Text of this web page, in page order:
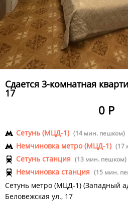
Сдается 3-комнатная
17
0 Р
Сетунь (МЦД-1) (14 мин. пешком)
Немчиновка метро (МЦД-1) (17
Сетунь станция (13 мин. пешком)
Немчиновка станция (15 мин.
Сетунь метро (МЦД-1) (Западный
Беловежская ул., 17